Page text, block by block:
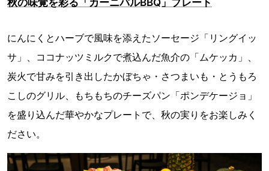
にんにくとハーブで風味を添えたソーセージ「リングイッ
サ」、ココナッツミルクで煮込んだ魚介の「ムケッカ」、
炭火で甘みを引き出したかぼちゃ・さつまいも・とうもろ
こしのグリル、もちもちのチーズパン「ポンデケージョ」
を盛り込んだ華やかなプレートで、秋の実りをお楽しみく
ださい。